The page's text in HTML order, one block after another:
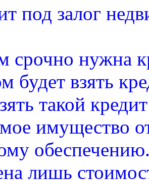
под залог
срочно нужна
будет взять
такой
имущество
лишь